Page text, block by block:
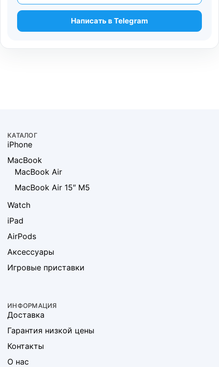
Написать в Telegram
КАТАЛОГ
iPhone
MacBook
MacBook Air
MacBook Air 15″ M5
Watch
iPad
AirPods
Аксессуары
Игровые приставки
ИНФОРМАЦИЯ
Доставка
Гарантия низкой цены
Контакты
О нас